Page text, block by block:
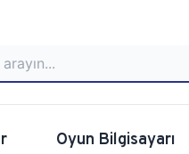
Oyun Bilgisayarı